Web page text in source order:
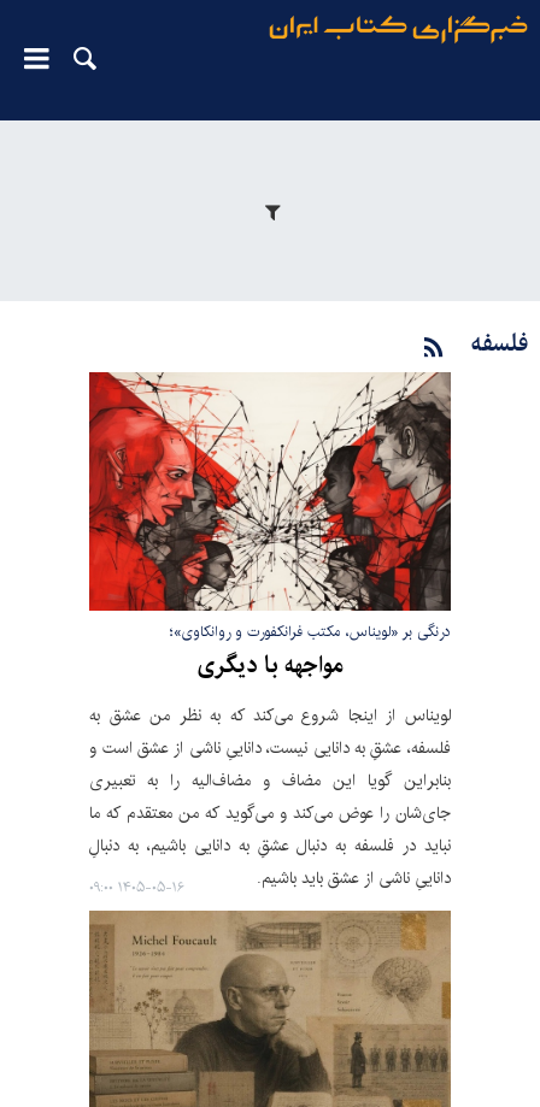
فلسفه
درنگی بر «لویناس، مکتب فرانکفورت و روانکاوی»؛
مواجهه با دیگری
لویناس از اینجا شروع می‌کند که به نظر من عشق به
فلسفه، عشقِ به دانایی نیست، داناییِ ناشی از عشق است و
بنابراین گویا این مضاف و مضاف‌الیه را به تعبیری
جای‌شان را عوض می‌کند و می‌گوید که من معتقدم که ما
نباید در فلسفه به دنبال عشقِ به دانایی باشیم، به دنبالِ
داناییِ ناشی از عشق باید باشیم.
۱۴۰۵-۰۵-۱۶ ۰۹:۰۰